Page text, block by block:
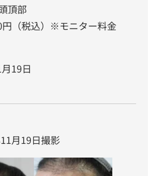
頂部
円（税込）※モニター料金
19日
月19日撮影